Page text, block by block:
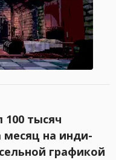
100 тысяч
месяц на инди-
графикой